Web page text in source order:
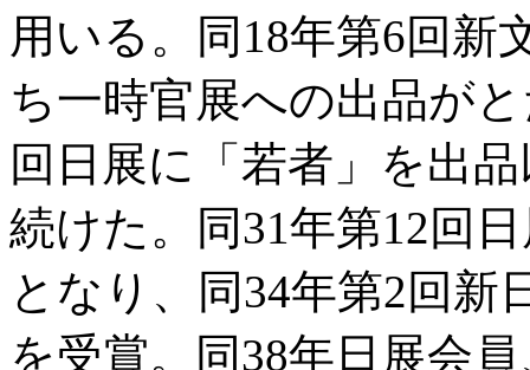
用いる。同18年第6回新
ち一時官展への出品が
回日展に「若者」を出
続けた。同31年第12回
となり、同34年第2回新
を受賞。同38年日展会